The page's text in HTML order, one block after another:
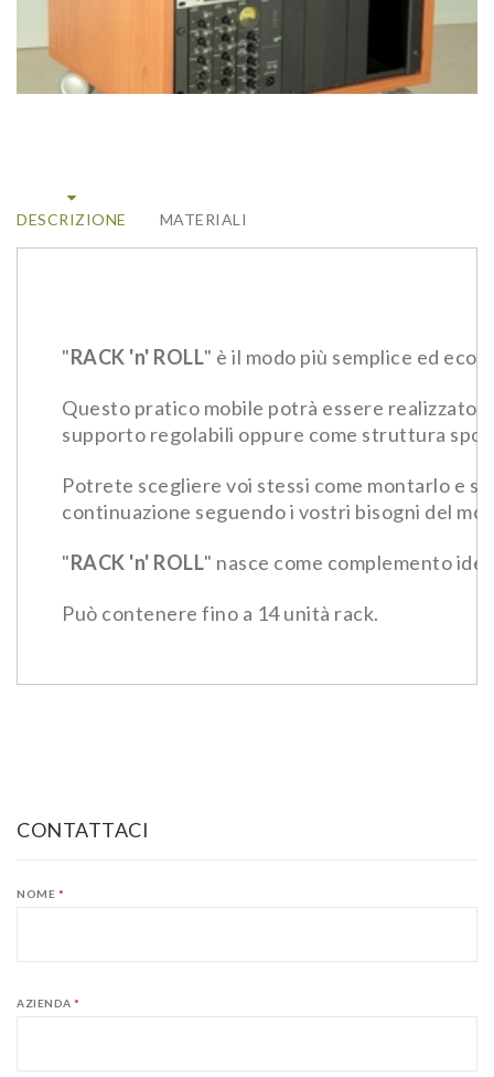
DESCRIZIONE MATERIALI
"RACK 'n' ROLL" è il modo più semplice ed
Questo pratico mobile potrà essere realizzato
supporto regolabili oppure come struttura
Potrete scegliere voi stessi come montarlo e
continuazione seguendo i vostri bisogni del
"RACK 'n' ROLL" nasce come complemento
Può contenere fino a 14 unità rack.
CONTATTACI
NOME *
AZIENDA *